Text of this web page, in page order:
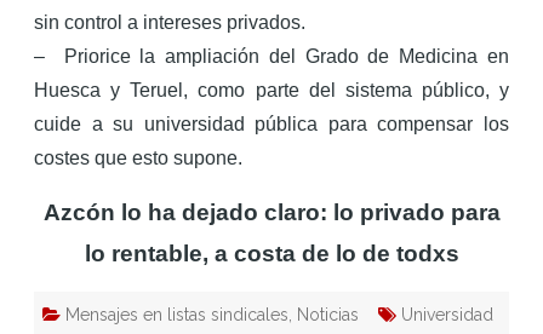
sin control a intereses privados.
– Priorice la ampliación del Grado de Medicina en
Huesca y Teruel, como parte del sistema público, y
cuide a su universidad pública para compensar los
costes que esto supone.
Azcón lo ha dejado claro: lo privado para
lo rentable, a costa de lo de todxs
Mensajes en listas sindicales Noticias
Universidad